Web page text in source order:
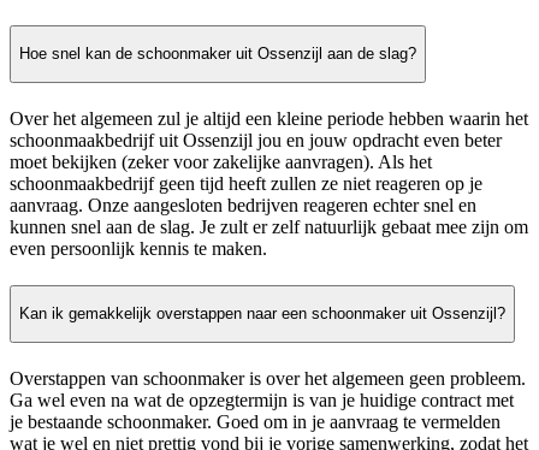
Hoe snel kan de schoonmaker uit Ossenzijl aan de slag?
Over het algemeen zul je altijd een kleine periode hebben waarin het
schoonmaakbedrijf uit Ossenzijl jou en jouw opdracht even beter
moet bekijken (zeker voor zakelijke aanvragen). Als het
schoonmaakbedrijf geen tijd heeft zullen ze niet reageren op je
aanvraag. Onze aangesloten bedrijven reageren echter snel en
kunnen snel aan de slag. Je zult er zelf natuurlijk gebaat mee zijn om
even persoonlijk kennis te maken.
Kan ik gemakkelijk overstappen naar een schoonmaker uit Ossenzijl?
Overstappen van schoonmaker is over het algemeen geen probleem.
Ga wel even na wat de opzegtermijn is van je huidige contract met
je bestaande schoonmaker. Goed om in je aanvraag te vermelden
wat je wel en niet prettig vond bij je vorige samenwerking, zodat het